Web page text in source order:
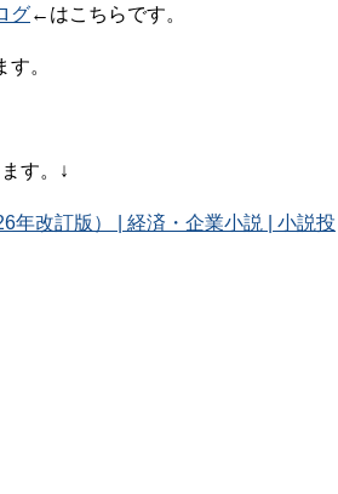
グ←はこちらです。
。
す。↓
年改訂版） | 経済・企業小説 | 小説投